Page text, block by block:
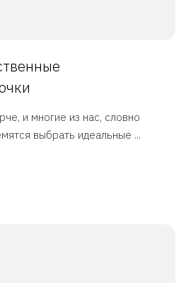
и многие из нас, словно
выбрать идеальные ...